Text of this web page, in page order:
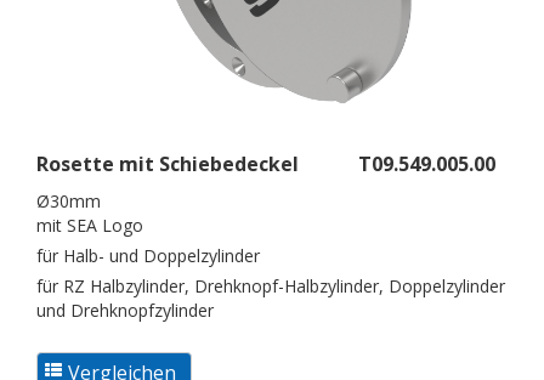
Rosette mit Schiebedeckel T09.549.005.00
Ø30mm
mit SEA Logo
für Halb- und Doppelzylinder
für RZ Halbzylinder, Drehknopf-Halbzylinder, Doppelzylinder
und Drehknopfzylinder